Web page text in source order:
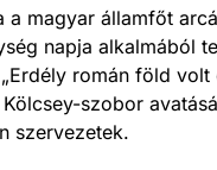
magyar államfőt
napja alkalmából
román föld volt
szobor
szervezetek.